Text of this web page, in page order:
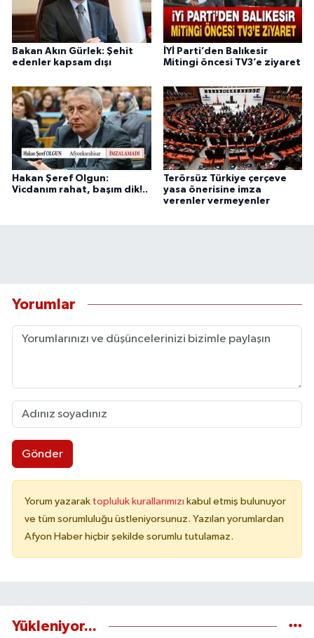
Bakan Akın Gürlek: Şehit
edenler kapsam dışı
İYİ Parti’den Balıkesir
Mitingi öncesi TV3’e ziyaret
Hakan Şeref Olgun:
Vicdanım rahat, başım dik!..
Terörsüz Türkiye çerçeve
yasa önerisine imza
verenler vermeyenler
Yorumlar
Gönder
Yorum yazarak topluluk kurallarımızı kabul etmiş bulunuyor
ve tüm sorumluluğu üstleniyorsunuz. Yazılan yorumlardan
Afyon Haber hiçbir şekilde sorumlu tutulamaz.
Yükleniyor...